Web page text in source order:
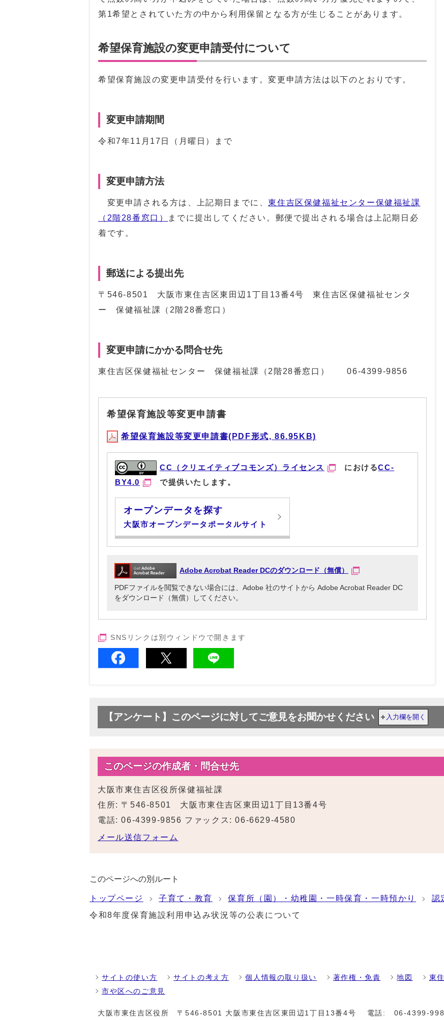
第1希望とされていた方の中から利用保留となる方が生じることがあります。
希望保育施設の変更申請受付について
希望保育施設の変更申請受付を行います。変更申請方法は以下のとおりです。
変更申請期間
令和7年11月17日（月曜日）まで
変更申請方法
変更申請される方は、上記期日までに、東住吉区保健福祉センター保健福祉課
（2階28番窓口）
までに提出してください。郵便で提出される場合は上記期日必
着です。
郵送による提出先
〒546-8501 大阪市東住吉区東田辺1丁目13番4号 東住吉区保健福祉センタ
ー 保健福祉課（2階28番窓口）
変更申請にかかる問合せ先
東住吉区保健福祉センター 保健福祉課（2階28番窓口）06-4399-9856
希望保育施設等変更申請書
希望保育施設等変更申請書(PDF形式, 86.95KB)
CC（クリエイティブコモンズ）ライセンス におけるCC-
BY4.0
で提供いたします。
オープンデータを探す
大阪市オープンデータポータルサイト
Adobe Acrobat Reader DCのダウンロード（無償）
PDFファイルを閲覧できない場合には、Adobe 社のサイトから Adobe Acrobat Reader DC
をダウンロード（無償）してください。
SNSリンクは別ウィンドウで開きます
【アンケート】このページに対してご意見をお聞かせください 入力欄を開く
このページの作成者・問合せ先
大阪市東住吉区役所保健福祉課
住所: 〒546-8501 大阪市東住吉区東田辺1丁目13番4号
電話: 06-4399-9856 ファックス: 06-6629-4580
メール送信フォーム
このページへの別ルート
トップページ 子育て・教育 保育所（園）・幼稚園・一時保育・一時預かり
認
令和8年度保育施設利用申込み状況等の公表について
サイトの使い方 サイトの考え方 個人情報の取り扱い 著作権・免責 地図
東
市や区へのご意見
大阪市東住吉区役所 〒546-8501 大阪市東住吉区東田辺1丁目13番4号 電話: 06-4399-